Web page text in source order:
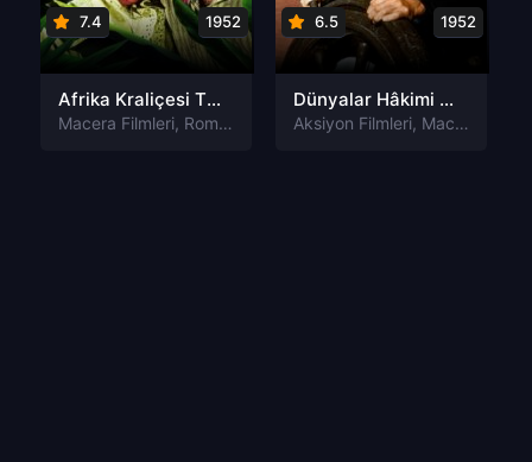
7.4 1952
Afrika Kraliçesi The African Queen Türkçe Dublaj izle
Macera Filmleri, Romantik Filmleri
6.5 1952
Dünyalar Hâkimi The World in His Arms Tr Dublaj izle
Aksiyon Filmleri, Macera Filmleri